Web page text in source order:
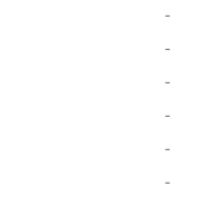
-
-
-
-
-
-